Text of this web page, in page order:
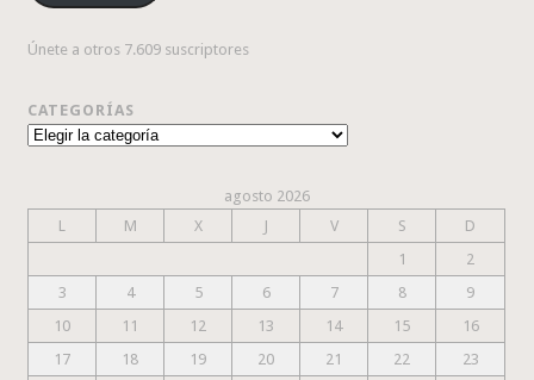
Únete a otros 7.609 suscriptores
CATEGORÍAS
Categorías
agosto 2026
L
M X J V S
D
1
2
3
4 5 6 7 8
9
10
11 12 13 14 15
16
17
18 19 20 21 22
23